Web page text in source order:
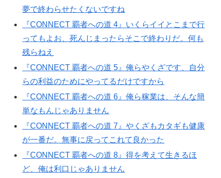
夢で終わらせたくないですね
『CONNECT 覇者への道 4』いくらイイとこまで行
ってもよお、死んじまったらそこで終わりだ。何も
残らねえ
『CONNECT 覇者への道 5』俺らやくざです、自分
らの利益のためにやってるだけですから
『CONNECT 覇者への道 6』俺ら稼業は、そんな簡
単なもんじゃありません
『CONNECT 覇者への道 7』やくざもカタギも健康
が一番だ。無事に戻ってこれて良かった
『CONNECT 覇者への道 8』得を考えて生きるほ
ど、俺は利口じゃありません